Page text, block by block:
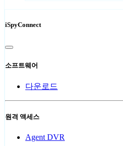
iSpyConnect
소프트웨어
다운로드
원격 액세스
Agent DVR